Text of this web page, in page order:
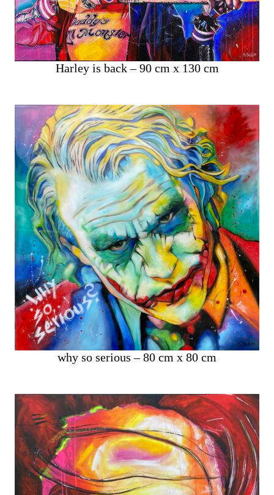
Harley is back – 90 cm x 130 cm
why so serious – 80 cm x 80 cm